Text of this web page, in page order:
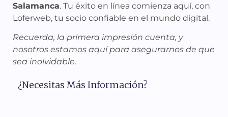
Salamanca. Tu éxito en línea comienza aquí, con
Loferweb, tu socio confiable en el mundo digital.
Recuerda, la primera impresión cuenta, y
nosotros estamos aquí para asegurarnos de que
sea inolvidable.
¿Necesitas Más Información?